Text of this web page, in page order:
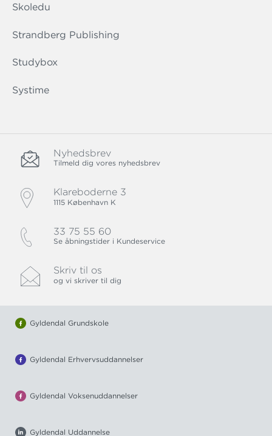
Skoledu
Strandberg Publishing
Studybox
Systime
Nyhedsbrev
Tilmeld dig vores nyhedsbrev
Klareboderne 3
1115 København K
33 75 55 60
Se åbningstider i Kundeservice
Skriv til os
og vi skriver til dig
Gyldendal Grundskole
Gyldendal Erhvervsuddannelser
Gyldendal Voksenuddannelser
Gyldendal Uddannelse